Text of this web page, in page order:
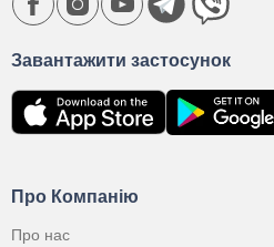
Про Компанію
Про нас
Завантажити застосунок